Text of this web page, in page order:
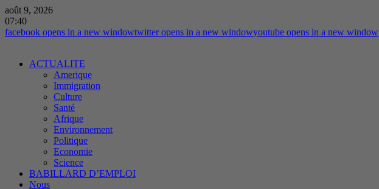
août 9, 2026
07:40
facebook opens in a new windowtwitter opens in a new windowyoutube opens in a new window
ACTUALITE
Amerique
Immigration
Culture
Santé
Afrique
Environnement
Politique
Economie
Science
BABILLARD D’EMPLOI
Nous